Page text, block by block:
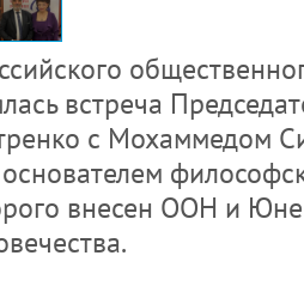
встреча
с Мохаммедом
внесен ООН и